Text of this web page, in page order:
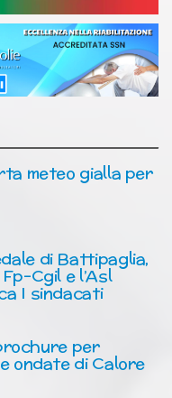
meteo gialla per
di Battipaglia,
Cgil e l’Asl
I sindacati
per
ondate di Calore